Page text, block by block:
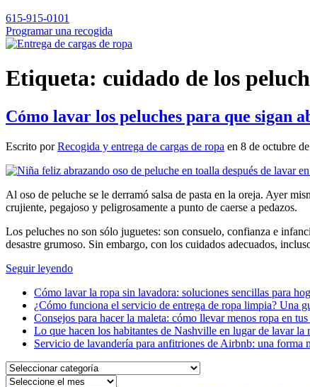
615-915-0101
Programar una recogida
Etiqueta: cuidado de los
Cómo lavar los peluches para que sigan
Escrito porRecogida y entrega de cargas de ropa en 8 de octubre
Al oso de peluche se le derramó salsa de pasta en la oreja. Ayer
crujiente, pegajoso y peligrosamente a punto de caerse a pedazos.
Los peluches no son sólo juguetes: son consuelo, confianza e
desastre grumoso. Sin embargo, con los cuidados adecuados,
Seguir leyendo
Cómo lavar la ropa sin lavadora: soluciones sencillas para
¿Cómo funciona el servicio de entrega de ropa limpia? Una
Consejos para hacer la maleta: cómo llevar menos ropa en
Lo que hacen los habitantes de Nashville en lugar de lavar la
Servicio de lavandería para anfitriones de Airbnb: una forma
Seleccionar
categoría
Archivos